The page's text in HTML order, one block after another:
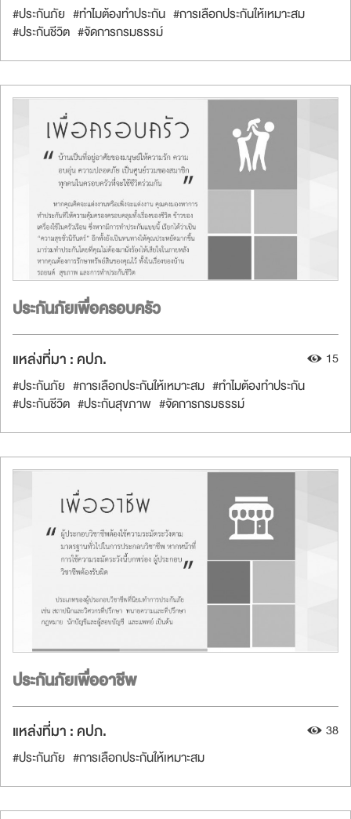
#ประกันภัย #ทำไมต้องทำประกัน #การเลือกประกันให้เหมาะสม
#ประกันชีวิต #จัดการกรมธรรม์
ประกันภัยเพื่อครอบครัว
แหล่งที่มา : คปภ.
#ประกันภัย #การเลือกประกันให้เหมาะสม #ทำไมต้องทำประกัน
#ประกันชีวิต #ประกันสุขภาพ #จัดการกรมธรรม์
15
ประกันภัยเพื่ออาชีพ
แหล่งที่มา : คปภ.
#ประกันภัย #การเลือกประกันให้เหมาะสม
38